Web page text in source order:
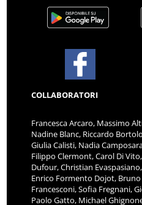
COLLABORATORI
Francesca Arcaro, Massimo
Nadine Blanc, Riccardo
Giulia Calisti, Nadia
Filippo Clermont, Carol Di
Dufour, Christian
Enrico Formento Dojot, Bruno
Francesconi, Sofia Fregnani,
Paolo Gatto, Michael